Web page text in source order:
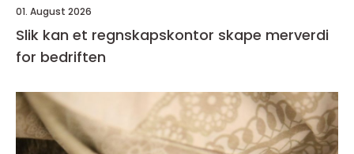
01. August 2026
Slik kan et regnskapskontor skape merverdi
for bedriften